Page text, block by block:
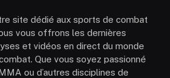
site dédié aux sports de combat
vous offrons les dernières
et vidéos en direct du monde
Que vous soyez passionné
ou d’autres disciplines de